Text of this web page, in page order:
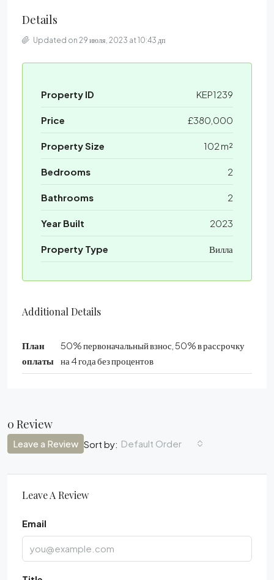
Details
Updated on 29 июля, 2023 at 10:43 дп
Property ID KEP1239
Price £380,000
Property Size 102 m²
Bedrooms 2
Bathrooms 2
Year Built 2023
Property Type Вилла
Additional Details
План
оплаты
50% первоначальный взнос, 50% в рассрочку
на 4 года без процентов
0 Review
Sort by: Default Order
Leave a Review
Leave A Review
Email